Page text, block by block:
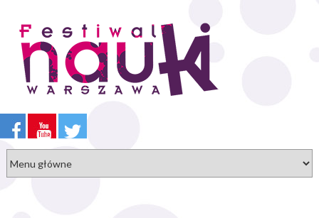
treści